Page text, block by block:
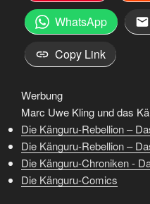
WhatsApp
Copy Link
Werbung
Marc Uwe Kling und das
Die Känguru-Rebellion –
Die Känguru-Rebellion –
Die Känguru-Chroniken -
Die Känguru-Comics